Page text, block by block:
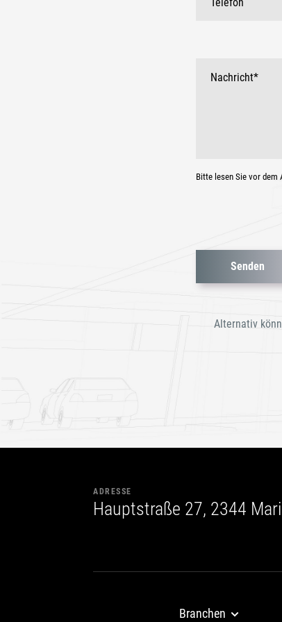
Bitte lesen Sie vor dem
dieses
Alternativ
ADRESSE
Hauptstraße 27, 2344
Branchen